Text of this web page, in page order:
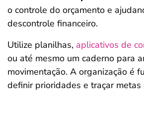
o controle do orçamento e
descontrole financeiro.
Utilize planilhas, aplicativos de
ou até mesmo um caderno para
movimentação. A organização é
definir prioridades e traçar metas